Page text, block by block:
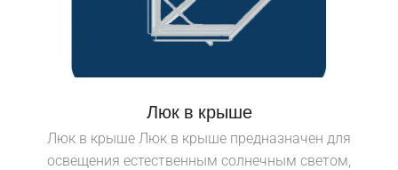
Люк в крыше
Люк в крыше Люк в крыше предназначен для
освещения естественным солнечным светом,